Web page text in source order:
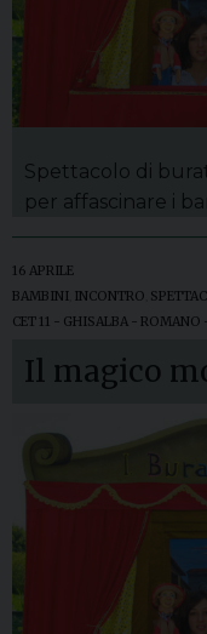
Spettacolo di
per affascinare i
16 APRILE
BAMBINI INCONTRO
CET 11 - GHISALBA - ROMANO
Il magico